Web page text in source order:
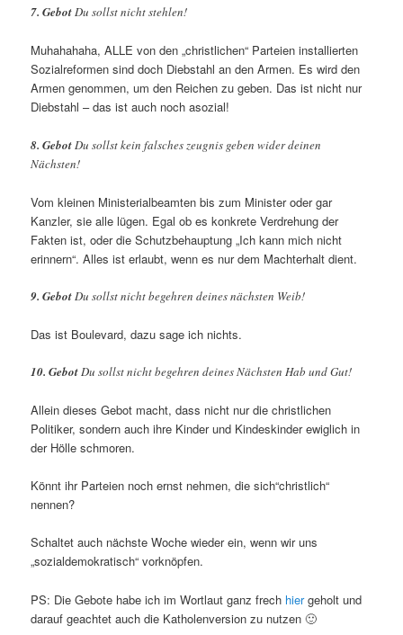
7. GebotDu sollst nicht stehlen!
Muhahahaha, ALLE von den „christlichen“ Parteien installierten
Sozialreformen sind doch Diebstahl an den Armen. Es wird den
Armen genommen, um den Reichen zu geben. Das ist nicht nur
Diebstahl – das ist auch noch asozial!
8. Gebot Du sollst kein falsches zeugnis geben wider deinen
Nächsten!
Vom kleinen Ministerialbeamten bis zum Minister oder gar
Kanzler, sie alle lügen. Egal ob es konkrete Verdrehung der
Fakten ist, oder die Schutzbehauptung „Ich kann mich nicht
erinnern“. Alles ist erlaubt, wenn es nur dem Machterhalt dient.
9. GebotDu sollst nicht begehren deines nächsten Weib!
Das ist Boulevard, dazu sage ich nichts.
10. GebotDu sollst nicht begehren deines Nächsten Hab und Gut!
Allein dieses Gebot macht, dass nicht nur die christlichen
Politiker, sondern auch ihre Kinder und Kindeskinder ewiglich in
der Hölle schmoren.
Könnt ihr Parteien noch ernst nehmen, die sich“christlich“
nennen?
Schaltet auch nächste Woche wieder ein, wenn wir uns
„sozialdemokratisch“ vorknöpfen.
PS: Die Gebote habe ich im Wortlaut ganz frech hiergeholt und
darauf geachtet auch die Katholenversion zu nutzen 🙂